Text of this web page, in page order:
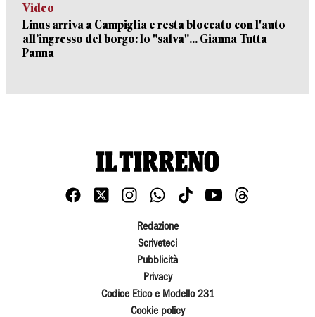
Video
Linus arriva a Campiglia e resta bloccato con l'auto
all’ingresso del borgo: lo "salva"... Gianna Tutta
Panna
Redazione
Scriveteci
Pubblicità
Privacy
Codice Etico e Modello 231
Cookie policy